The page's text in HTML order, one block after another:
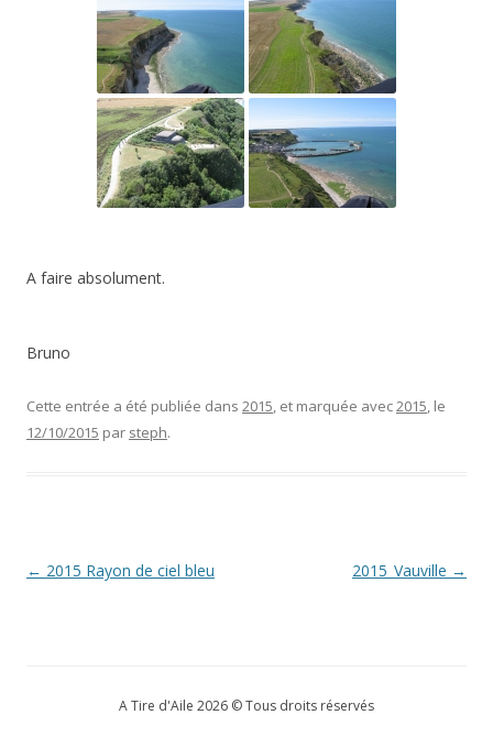
A faire absolument.
Bruno
Cette entrée a été publiée dans 2015, et marquée avec2015, le
12/10/2015 par steph.
Navigation
← 2015 Rayon de ciel bleu 2015_Vauville →
A Tire d'Aile 2026 © Tous droits réservés